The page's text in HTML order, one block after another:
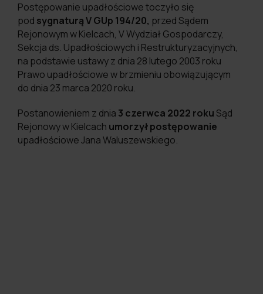
Postępowanie upadłościowe toczyło się
pod sygnaturą V GUp 194/20, przed Sądem
Rejonowym w Kielcach, V Wydział Gospodarczy,
Sekcja ds. Upadłościowych i Restrukturyzacyjnych,
na podstawie ustawy z dnia 28 lutego 2003 roku
Prawo upadłościowe w brzmieniu obowiązującym
do dnia 23 marca 2020 roku.
Postanowieniem z dnia 3 czerwca 2022 roku Sąd
Rejonowy w Kielcach umorzył postępowanie
upadłościowe Jana Waluszewskiego.